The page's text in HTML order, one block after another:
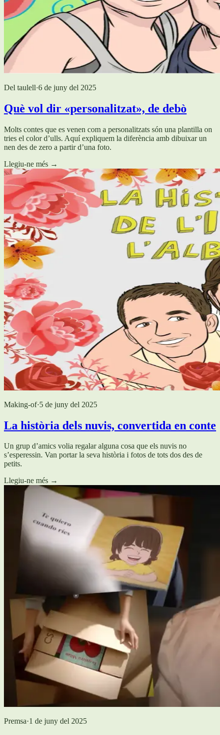
Del taulell·6 de juny del 2025
Què vol dir «personalitzat», de debò
Molts contes que es venen com a personalitzats són una plantilla on
tries el color d’ulls. Aquí expliquem la diferència amb dibuixar un
nen des de zero a partir d’una foto.
Llegiu-ne més →
Making-of·5 de juny del 2025
La història dels nuvis, convertida en conte
Un grup d’amics volia regalar alguna cosa que els nuvis no
s’esperessin. Van portar la seva història i fotos de tots dos des de
petits.
Llegiu-ne més →
Premsa·1 de juny del 2025